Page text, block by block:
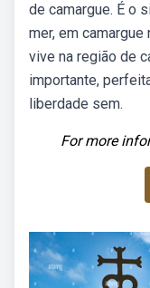
de camargue. É o
mer, em camargue
vive na região de
importante,
liberdade sem.
For more